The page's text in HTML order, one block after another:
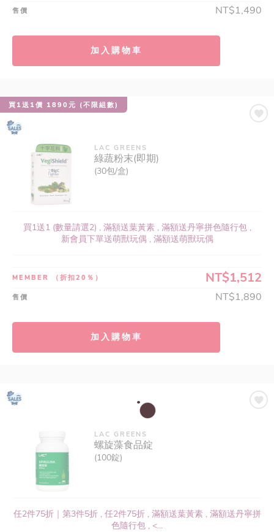
售價 NT$1,490
加入購物車
買1送1價 1890元 (不限組數)
LAC GREENS
綠蔬粉末(即期)
(30包/盒)
買1送1 (數量請選2) , 滿額送葉黃素 , 滿額送丹寧拼色隨行包 ,
新會員下單送萌獸玩偶 , 滿額送萌獸玩偶
MEMBER （折扣20％） NT$1,512
售價 NT$1,890
加入購物車
LAC GREENS
螺旋藻食品錠
(100錠)
任2件75折｜第3件5折 , 任2件75折 , 滿額送葉黃素 , 滿額送丹寧拼
色隨行包 , <...